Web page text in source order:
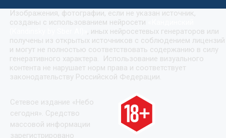
Изображения, фотографии, если не указан источник,
созданы с использованием нейросети
, иных нейросетевых генераторов или
получены из открытых источников с соблюдением лицензий
и могут не полностью соответствовать содержанию в силу
генеративного характера. Использование визуального
контента не нарушает норм права и соответствует
законодательству Российской Федерации.
Сетевое издание «Небо
сегодня». Средство
массовой информации
зарегистрировано